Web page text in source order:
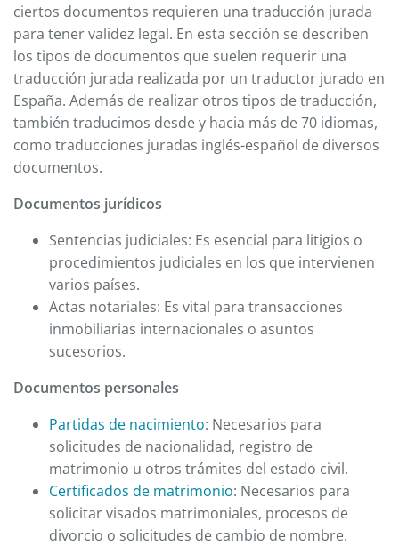
ciertos documentos requieren una traducción jurada
para tener validez legal. En esta sección se describen
los tipos de documentos que suelen requerir una
traducción jurada realizada por un traductor jurado en
España. Además de realizar otros tipos de traducción,
también traducimos desde y hacia más de 70 idiomas,
como traducciones juradas inglés-español de diversos
documentos.
Documentos jurídicos
Sentencias judiciales: Es esencial para litigios o
procedimientos judiciales en los que intervienen
varios países.
Actas notariales: Es vital para transacciones
inmobiliarias internacionales o asuntos
sucesorios.
Documentos personales
Partidas de nacimiento: Necesarios para
solicitudes de nacionalidad, registro de
matrimonio u otros trámites del estado civil.
Certificados de matrimonio: Necesarios para
solicitar visados matrimoniales, procesos de
divorcio o solicitudes de cambio de nombre.